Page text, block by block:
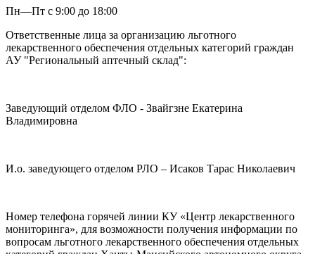
Пн—Пт с 9:00 до 18:00
Ответственные лица за организацию льготного
лекарственного обеспечения отдельных категорий граждан
АУ "Региональный аптечный склад":
Заведующий отделом ФЛО - Звайгзне Екатерина
Владимировна
И.о. заведующего отделом РЛО – Исаков Тарас Николаевич
Номер телефона горячей линии КУ «Центр лекарственного
мониторинга», для возможности получения информации по
вопросам льготного лекарственного обеспечения отдельных